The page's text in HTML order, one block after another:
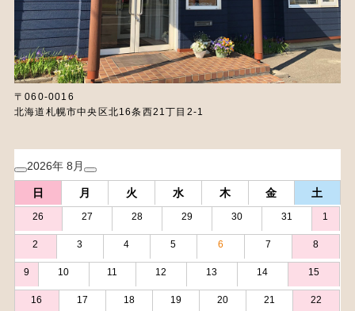
〒060-0016
北海道札幌市中央区北16条西21丁目2-1
2026年 8月
日 月 火 水 木 金 土
26 27 28 29 30 31 1
2 3 4 5 6 7 8
9 10 11 12 13 14 15
16 17 18 19 20 21 22